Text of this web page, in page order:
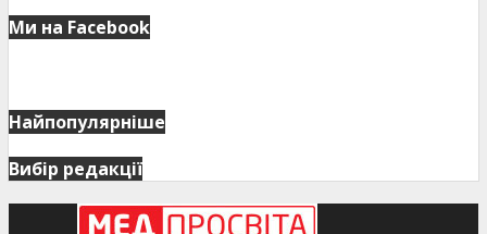
Ми на Facebook
Найпопулярніше
Вибір редакції